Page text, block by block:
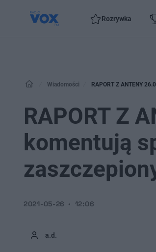
Rozrywka
Wiadomości RAPORT Z ANTENY
RAPORT Z
komentują
a.d.
2021-05-26 12:06